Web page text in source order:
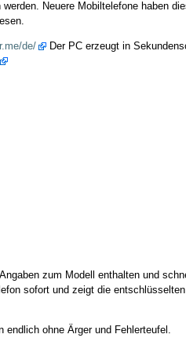
Neuere Mobiltelefone haben
de/
Der PC erzeugt in
zum Modell enthalten und
sofort und zeigt die
ohne Ärger und Fehlerteufel.